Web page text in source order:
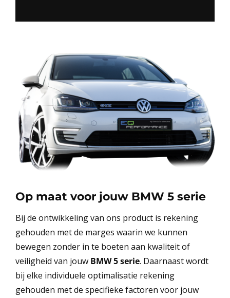
Op maat voor jouw BMW 5 serie
Bij de ontwikkeling van ons product is rekening
gehouden met de marges waarin we kunnen
bewegen zonder in te boeten aan kwaliteit of
veiligheid van jouw BMW 5 serie. Daarnaast wordt
bij elke individuele optimalisatie rekening
gehouden met de specifieke factoren voor jouw